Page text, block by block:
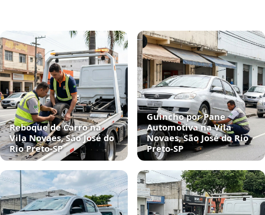
Reboque de Carro na
Vila Novaes, São José do
Rio Preto‑SP
Guincho por Pane
Automotiva na Vila
Novaes, São José do Rio
Preto‑SP